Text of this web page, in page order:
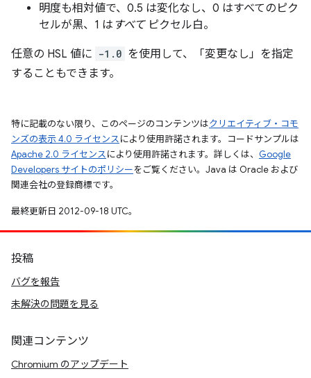
明度も相対値で、0.5 は変化なし、0 はすべてのピク
セルが黒、1 は すべてピクセル白。
任意の HSL 値に -1.0 を使用して、「変更なし」 を指定
することもできます。
特に記載のない限り、このページのコンテンツはクリエイティブ・コモ
ンズの表示 4.0 ライセンスにより使用許諾されます。コードサンプルは
Apache 2.0 ライセンスにより使用許諾されます。詳しくは、 Google
Developers サイトのポリシーをご覧ください。Java は Oracle および
関連会社の登録商標です。
最終更新日 2012-09-18 UTC。
投稿
バグを報告
未解決の問題を見る
関連コンテンツ
Chromium のアップデート